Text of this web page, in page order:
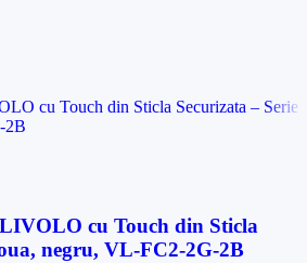
cu Touch din Sticla
negru, VL-FC2-2G-2B